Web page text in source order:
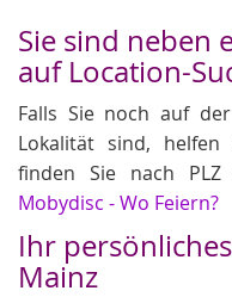
Sie sind neben
auf Location-
Falls Sie noch auf
Lokalität sind,
finden Sie nach
Mobydisc - Wo Feiern?
Ihr
Mainz